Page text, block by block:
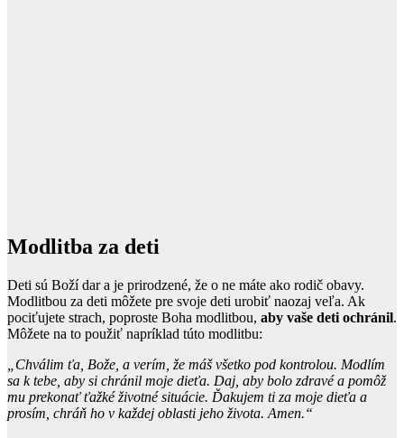
Modlitba za deti
Deti sú Boží dar a je prirodzené, že o ne máte ako rodič obavy.
Modlitbou za deti môžete pre svoje deti urobiť naozaj veľa. Ak
pociťujete strach, poproste Boha modlitbou, aby vaše deti ochránil.
Môžete na to použiť napríklad túto modlitbu:
„Chválim ťa, Bože, a verím, že máš všetko pod kontrolou. Modlím
sa k tebe, aby si chránil moje dieťa. Daj, aby bolo zdravé a pomôž
mu prekonať ťažké životné situácie. Ďakujem ti za moje dieťa a
prosím, chráň ho v každej oblasti jeho života. Amen.“